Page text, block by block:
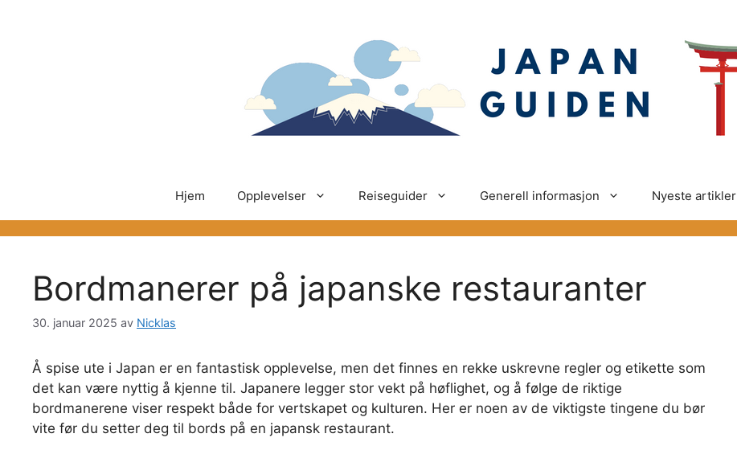
Hjem Opplevelser Reiseguider Generell informasjon Nyeste artikler
Bordmanerer på japanske restauranter
30. januar 2025 av Nicklas
Å spise ute i Japan er en fantastisk opplevelse, men det finnes en rekke uskrevne regler og etikette som
det kan være nyttig å kjenne til. Japanere legger stor vekt på høflighet, og å følge de riktige
bordmanerene viser respekt både for vertskapet og kulturen. Her er noen av de viktigste tingene du bør
vite før du setter deg til bords på en japansk restaurant.